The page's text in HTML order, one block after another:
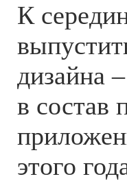
К
дизайна
в состав
этого